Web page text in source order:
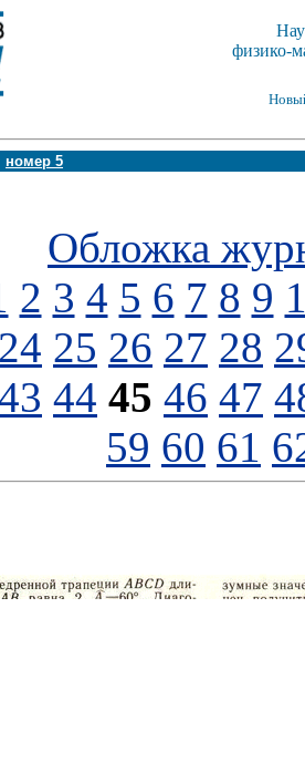
физико-
номер 5
Обложка
2 3 4 5 6 7 8 9
24 25 26 27 28
44 45 46 47
59 60 61